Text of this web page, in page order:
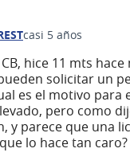
75)
casi 5 años
hice 11 mts
solicitar un
es el motivo para
pero como
parece que una
lo hace tan caro?